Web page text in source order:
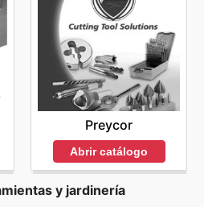
Preycor
Abrir catálogo
y jardinería